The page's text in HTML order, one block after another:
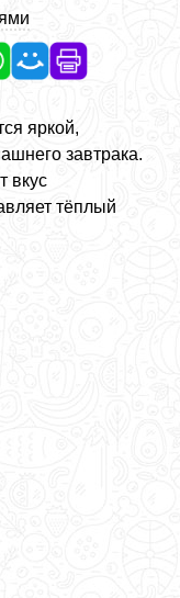
яркой,
завтрака.
вкус
тёплый